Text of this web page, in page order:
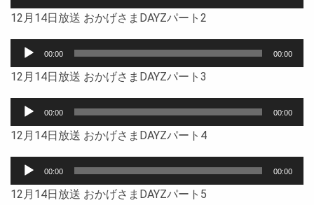
ヤ
プ
レ
ヤ
12月14日放送 おかげさまDAYZパート2
プ
レ
ヤ
00:00 00:00
12月14日放送 おかげさまDAYZパート3
プ
レ
ヤ
00:00 00:00
12月14日放送 おかげさまDAYZパート4
プ
00:00 00:00
12月14日放送 おかげさまDAYZパート5